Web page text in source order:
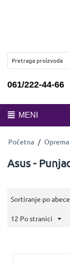
061/222-44-66
MENI
Početna /
Asus -
Sortiranje po
12 Po stranici